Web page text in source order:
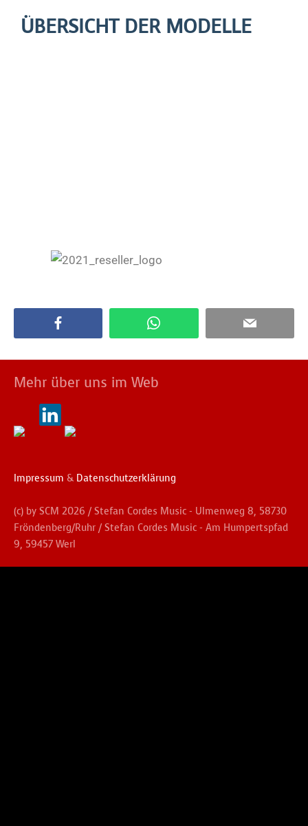
ÜBERSICHT DER MODELLE
Mehr über uns im Web
Impressum & Datenschutzerklärung
(c) by SCM 2026 / Stefan Cordes Music - Ulmenweg 8, 58730
Fröndenberg/Ruhr / Stefan Cordes Music - Am Humpertspfad
9, 59457 Werl